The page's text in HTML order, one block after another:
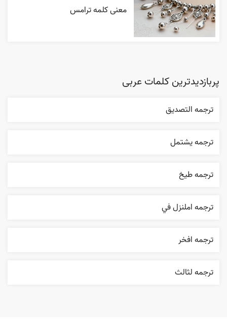
معنی کلمه ترامس
پربازدیدترین کلمات عربی
ترجمه التصديق
ترجمه يشتمل
ترجمه طيخ
ترجمه املنزل في
ترجمه افخر
ترجمه لثالث